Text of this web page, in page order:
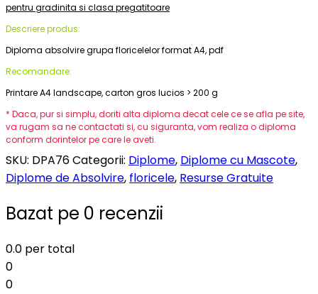
pentru gradinita si clasa pregatitoare
Descriere produs:
Diploma absolvire grupa floricelelor format A4, pdf
Recomandare:
Printare A4 landscape, carton gros lucios > 200 g
* Daca, pur si simplu, doriti alta diploma decat cele ce se afla pe site,
va rugam sa ne contactati si, cu siguranta, vom realiza o diploma
conform dorintelor pe care le aveti.
SKU: DPA76Categorii: Diplome, Diplome cu Mascote,
Diplome de Absolvire, floricele, Resurse Gratuite
Bazat pe 0 recenzii
0.0 per total
0
0